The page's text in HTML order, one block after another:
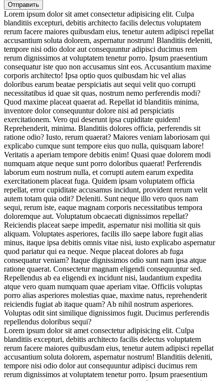
Lorem ipsum dolor sit amet consectetur adipisicing elit. Culpa
blanditiis excepturi, debitis architecto facilis delectus voluptatem
rerum facere maiores quibusdam eius, tenetur autem adipisci repellat
accusantium soluta dolorem, aspernatur nostrum! Blanditiis deleniti,
tempore nisi odio dolor aut consequuntur adipisci ducimus rem
rerum dignissimos at voluptatem tenetur porro. Ipsum praesentium
consequatur iste quo non accusamus sint eos. Accusantium maxime
corporis architecto! Ipsa optio quos quibusdam hic vel alias
doloribus earum beatae perspiciatis aut sequi velit quo corrupti
necessitatibus id quae sit quas, nostrum nemo perferendis modi?
Quod maxime placeat quaerat ad. Repellat id blanditiis minima,
inventore dolor consequuntur dolore nisi ad perspiciatis
exercitationem. Vero qui deserunt ipsa cupiditate quidem!
Reprehenderit, minima. Blanditiis dolores officia, perferendis sit
ratione odio? Iusto, rerum quaerat? Maiores veniam laboriosam qui
explicabo cumque sunt tempore eius quo nulla, quisquam labore!
Veritatis a aperiam tempore debitis enim! Quasi quae dolorem modi
numquam atque neque sunt porro doloribus quaerat! Perferendis
laborum eum nostrum nulla, et corrupti autem earum expedita
exercitationem placeat fuga. Quidem ipsam voluptatem officia
repellat, error cupiditate accusamus incidunt, provident rerum velit
autem totam quia odit? Deleniti. Sunt neque illo vero quos nam
sequi, rerum iste, eaque magnam corporis necessitatibus tempora
doloremque aut. Voluptatum obcaecati dignissimos repellat?
Reiciendis placeat saepe impedit, aspernatur nisi mollitia sit quis
aliquam. Voluptates asperiores, facilis illo saepe labore fugit alias
minus, itaque ipsa debitis omnis vitae nisi, iusto explicabo aspernatur
quod pariatur qui ea neque. Neque placeat dolores ab fuga
consequatur veniam? Itaque dignissimos odio sunt nam ipsa atque
ratione quaerat. Consectetur magnam eligendi consequuntur sed.
Repellendus ab ea eligendi ex incidunt nisi, laudantium expedita
atque vero quam numquam quae aperiam vitae. Officiis voluptas
porro alias asperiores molestias quae, maxime natus, reprehenderit
reiciendis fugiat ab itaque quam? Ab nihil nostrum asperiores.
Voluptas odit sint similique dignissimos fugit. Ducimus perferendis
repellendus doloribus sequi?
Lorem ipsum dolor sit amet consectetur adipisicing elit. Culpa
blanditiis excepturi, debitis architecto facilis delectus voluptatem
rerum facere maiores quibusdam eius, tenetur autem adipisci repellat
accusantium soluta dolorem, aspernatur nostrum! Blanditiis deleniti,
tempore nisi odio dolor aut consequuntur adipisci ducimus rem
rerum dignissimos at voluptatem tenetur porro. Ipsum praesentium